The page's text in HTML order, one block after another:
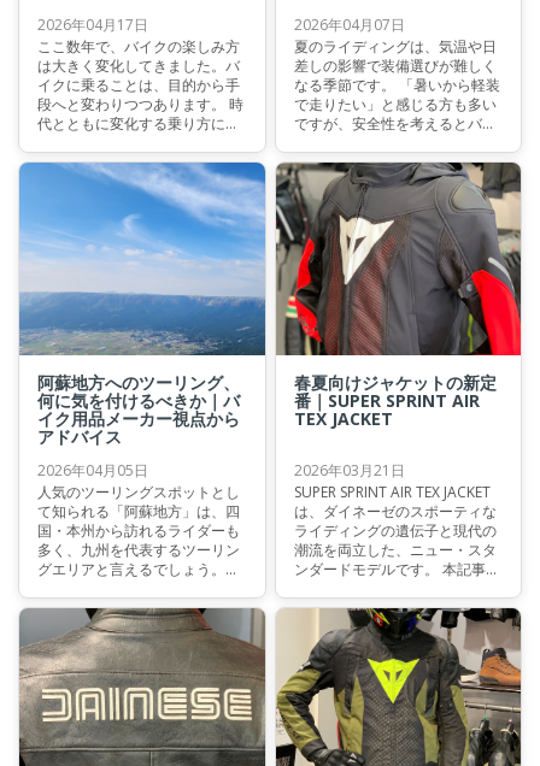
2026年04月17日
ここ数年で、バイクの楽しみ方
は大きく変化してきました。バ
イクに乗ることは、目的から手
段へと変わりつつあります。 時
代とともに変化する乗り方に合
進化しています。ACCELERATA
AIR TEX JACKETは、まさに現代
のニーズを体現したジャケット
と言えるでしょう。本記事で
は、このジャケットの魅力と機
能美について解説いたします。
2026年04月07日
夏のライディングは、気温や日
差しの影響で装備選びが難しく
なる季節です。 「暑いから軽装
で走りたい」と感じる方も多い
ですが、安全性を考えるとバイ
せん。 では、夏のバイク用ジャ
ケットはどのような基準で選べ
ばいいのでしょうか。 本記事で
は、イタリアの老舗バイクウェ
アブランドDAINESE (ダイネー
ゼ) の視点から、夏のジャケッ
ト選びのポイントとダイネーゼ
の安全技術について解説しま
す。
阿蘇地方へのツーリング、
何に気を付けるべきか｜バ
イク用品メーカー視点から
アドバイス
2026年04月05日
人気のツーリングスポットとし
て知られる「阿蘇地方」は、四
国・本州から訪れるライダーも
多く、九州を代表するツーリン
グエリアと言えるでしょう。本
ングを想定し、バイクウェアブ
ランド・ダイネーゼの視点から
装備選びのアドバイスをお届け
いたします。
春夏向けジャケットの新定
番｜SUPER SPRINT AIR
TEX JACKET
2026年03月21日
SUPER SPRINT AIR TEX JACKET
は、ダイネーゼのスポーティな
ライディングの遺伝子と現代の
潮流を両立した、ニュー・スタ
ンダードモデルです。 本記事で
デルを詳しくご紹介いたしま